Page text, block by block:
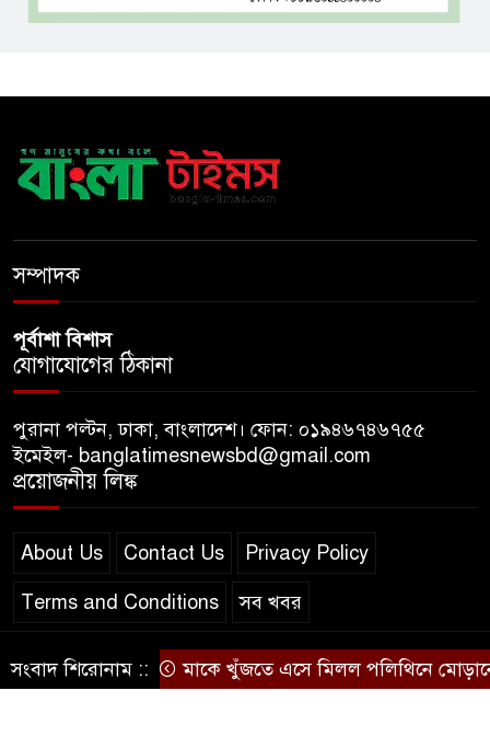
‘হাসিনা কার্ড’ ব্যবহার করে ভারতের
দেশকে এগিয়ে নিতে হবে: প্রধানমন্ত্রী
সম্পাদক
পূর্বাশা বিশাস
যোগাযোগের ঠিকানা
পুরানা পল্টন, ঢাকা, বাংলাদেশ। ফোন: ০১৯৪৬৭৪৬৭৫৫
ইমেইল- banglatimesnewsbd@gmail.com
প্রয়োজনীয় লিঙ্ক
About Us Contact Us Privacy Policy
Terms and Conditions সব খবর
© স্বত্ব বাংলা-টাইমস ২০২০-২০২৪
সংবাদ শিরোনাম ::মাকে খুঁজতে এসে মিলল পলিথিনে মোড়ানো